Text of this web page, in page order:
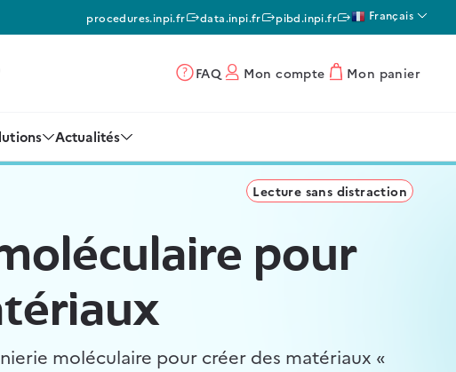
procedures.inpi.fr data.inpi.fr pibd.inpi.fr Français
FAQ Mon compte Mon panier
Actualités
Lecture sans distraction
pour
moléculaire pour créer des matériaux «